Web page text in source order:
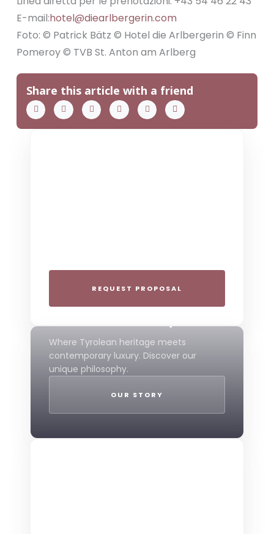
E-mail:hotel@diearlbergerin.com
Foto: © Patrick Bätz © Hotel die Arlbergerin © Finn
Pomeroy © TVB St. Anton am Arlberg
Share this article with a friend
REQUEST PROPOSAL
THE 4-STAR SPIRIT
Where Tyrolean heritage meets
contemporary luxury. Discover our
unique philosophy.
OUR STORY